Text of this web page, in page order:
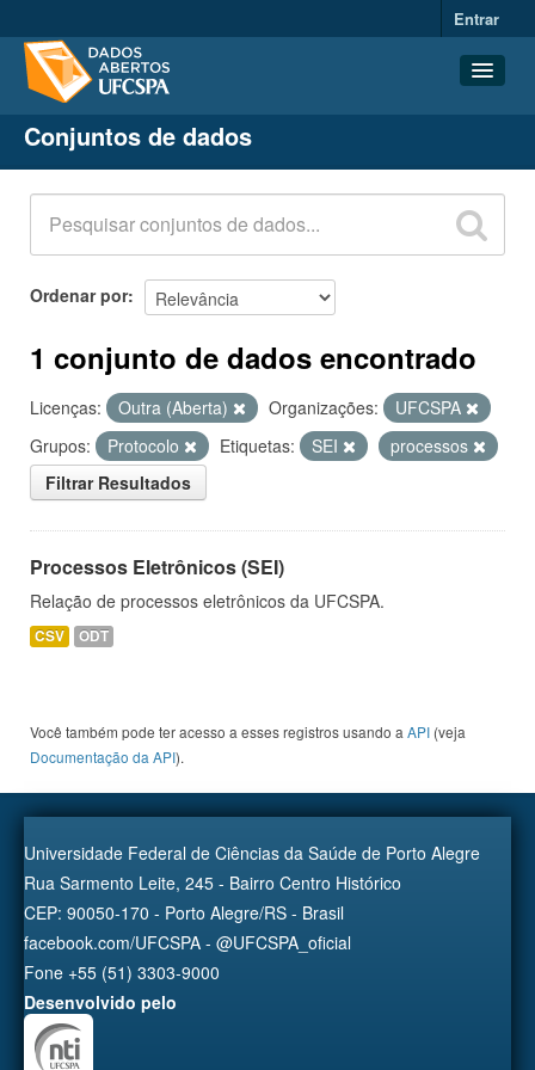
Entrar
Conjuntos de dados
Organizações
Grupos
Sobre
Conjuntos de dados
Ordenar por
1 conjunto de dados encontrado
Licenças: Outra (Aberta) Organizações:
UFCSPA
Grupos:
Protocolo Etiquetas: SEI
processos
Filtrar Resultados
Processos Eletrônicos (SEI)
Relação de processos eletrônicos da UFCSPA.
CSV ODT
Você também pode ter acesso a esses registros usando a API (veja
Documentação da API).
Universidade Federal de Ciências da Saúde de Porto Alegre
Rua Sarmento Leite, 245 - Bairro Centro Histórico
CEP: 90050-170 - Porto Alegre/RS - Brasil
facebook.com/UFCSPA - @UFCSPA_oficial
Fone +55 (51) 3303-9000
Desenvolvido pelo